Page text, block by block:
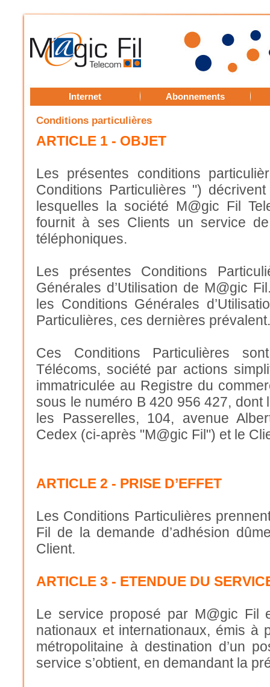
Internet Abonnements
Conditions particulières
ARTICLE 1 - OBJET
Les présentes conditions
Conditions Particulières ")
lesquelles la société M@gic Fil
fournit à ses Clients un service
téléphoniques.
Les présentes Conditions
Générales d’Utilisation de M@gic
les Conditions Générales
Particulières, ces dernières prévalent.
Ces Conditions Particulières
Télécoms, société par actions
immatriculée au Registre du
sous le numéro B 420 956 427,
les Passerelles, 104, avenue
Cedex (ci-après "M@gic Fil") et le
ARTICLE 2 - PRISE D’EFFET
Les Conditions Particulières
Fil de la demande d’adhésion
Client.
ARTICLE 3 - ETENDUE DU
Le service proposé par M@gic Fil
nationaux et internationaux, émis à
métropolitaine à destination d’un
service s’obtient, en demandant la